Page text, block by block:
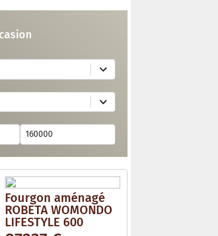
Fourgon aménagé
ROBETA WOMONDO
LIFESTYLE 600